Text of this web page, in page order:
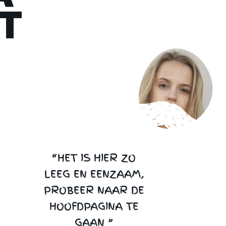
“HET IS HIER ZO
LEEG EN EENZAAM,
PROBEER NAAR DE
HOOFDPAGINA TE
GAAN ”